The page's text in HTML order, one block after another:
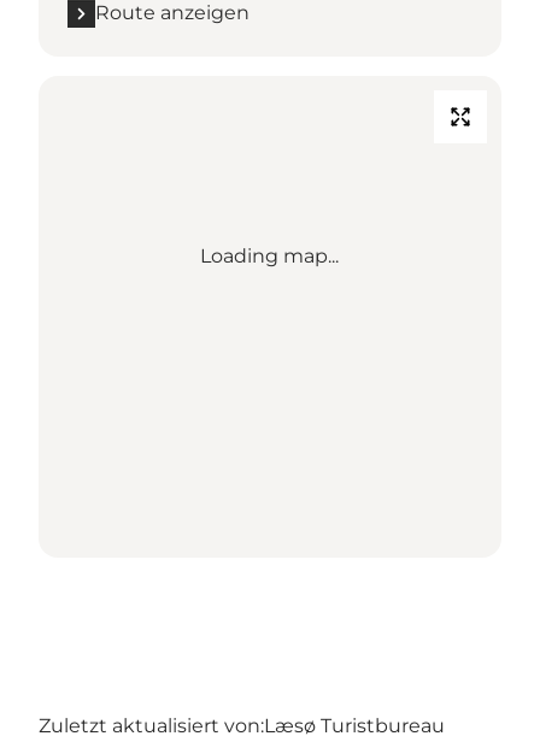
Route anzeigen
Loading map...
Zuletzt aktualisiert von:Læsø Turistbureau